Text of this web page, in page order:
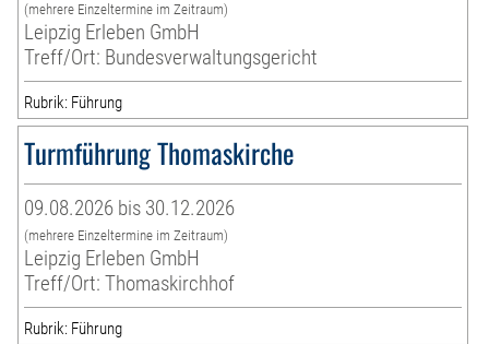
(mehrere Einzeltermine im Zeitraum)
Leipzig Erleben GmbH
Treff/Ort: Bundesverwaltungsgericht
Rubrik: Führung
Turmführung Thomaskirche
09.08.2026 bis 30.12.2026
(mehrere Einzeltermine im Zeitraum)
Leipzig Erleben GmbH
Treff/Ort: Thomaskirchhof
Rubrik: Führung